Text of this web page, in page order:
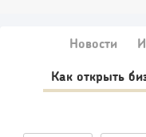
Новости
Как открыть